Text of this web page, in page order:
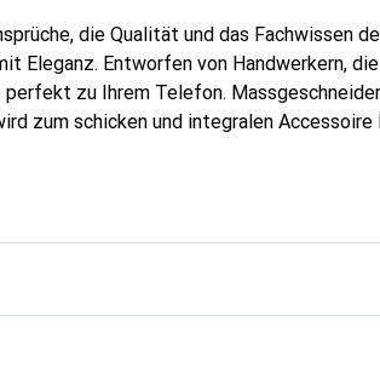
die Qualität und das Fachwissen
Eleganz. Entworfen von Handwerkern,
zu Ihrem Telefon.
zum schicken und integralen Accessoire